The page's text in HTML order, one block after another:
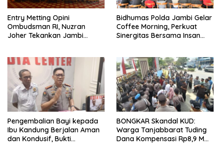
Entry Metting Opini
Ombudsman RI, Nuzran
Joher Tekankan Jambi
Bidhumas Polda Jambi Gelar
Coffee Morning, Perkuat
Sinergitas Bersama Insan
Pengembalian Bayi kepada
Ibu Kandung Berjalan Aman
dan Kondusif, Bukti
BONGKAR Skandal KUD:
Warga Tanjabbarat Tuding
Dana Kompensasi Rp8,9 M